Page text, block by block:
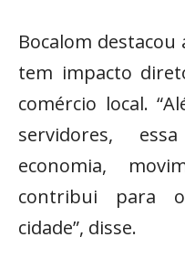
Bocalom destacou
tem impacto
comércio local.
servidores,
economia,
contribui para
cidade”, disse.